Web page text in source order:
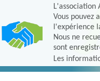
L'association
Vous pouvez
l'expérience
Nous ne
sont
Les